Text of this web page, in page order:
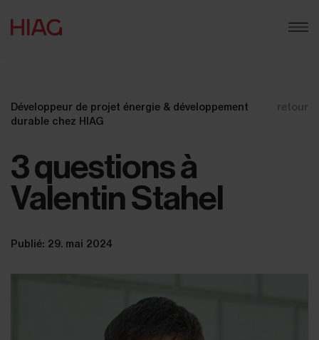
Développeur de projet énergie & développement
durable chez HIAG
retour
3 questions à
Valentin Stahel
Publié: 29. mai 2024